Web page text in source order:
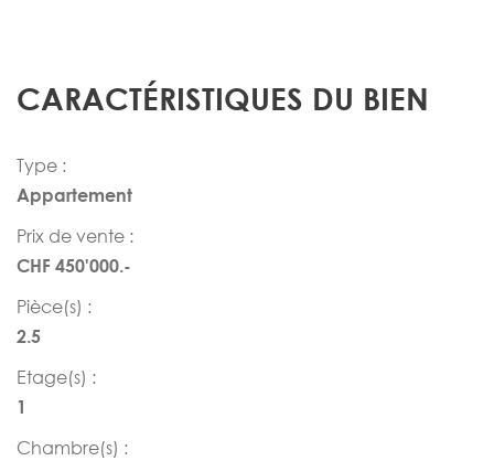
CARACTÉRISTIQUES DU BIEN
Type :
Appartement
Prix de vente :
CHF 450'000.-
Pièce(s) :
2.5
Etage(s) :
1
Chambre(s) :